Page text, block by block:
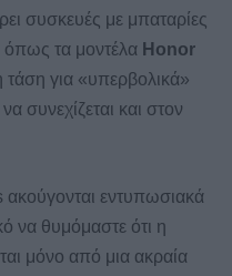
συσκευές με μπαταρίες
όπως τα μοντέλα Honor
τάση για «υπερβολικά»
συνεχίζεται και στον
εντυπωσιακά
να θυμόμαστε ότι η
μόνο από μια ακραία